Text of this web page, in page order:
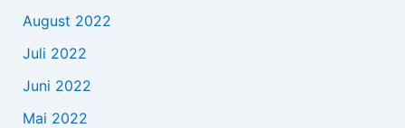
August 2022
Juli 2022
Juni 2022
Mai 2022